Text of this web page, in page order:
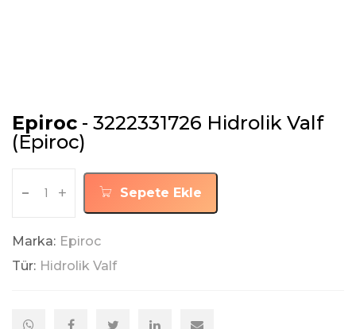
Epiroc - 3222331726 Hidrolik Valf
(Epiroc)
- + Sepete Ekle
Marka: Epiroc
Tür: Hidrolik Valf